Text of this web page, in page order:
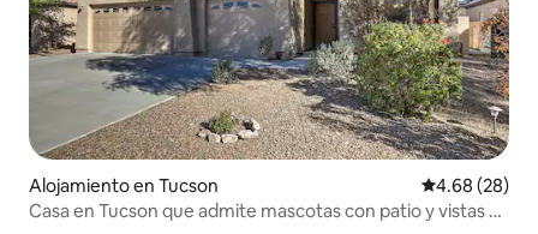
Alojamiento en Tucson Calificación
4.68 (28)
Casa en Tucson que admite mascotas con patio y vistas a